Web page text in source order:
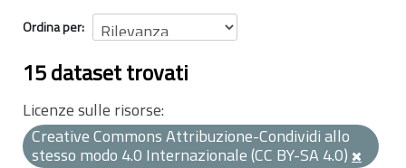
Ordina per
15 dataset trovati
Licenze sulle risorse:
Creative Commons Attribuzione-Condividi allo
stesso modo 4.0 Internazionale (CC BY-SA 4.0)